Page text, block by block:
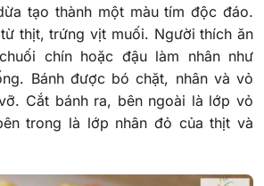
tạo thành một màu tím độc đáo.
thịt, trứng vịt muối. Người thích ăn
chín hoặc đậu làm nhân như
Bánh được bó chặt, nhân và vỏ
Cắt bánh ra, bên ngoài là lớp vỏ
trong là lớp nhân đỏ của thịt và